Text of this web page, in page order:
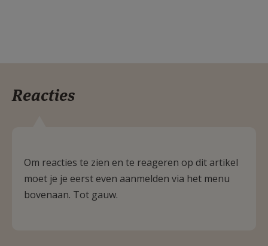
Reacties
Om reacties te zien en te reageren op dit artikel
moet je je eerst even aanmelden via het menu
bovenaan. Tot gauw.